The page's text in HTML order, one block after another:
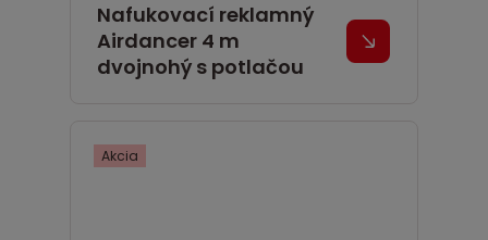
Nafukovací reklamný
Airdancer 4 m
dvojnohý s potlačou
Akcia